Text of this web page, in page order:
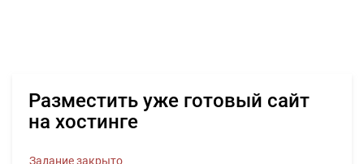
Разместить уже готовый сайт
на хостинге
Задание закрыто